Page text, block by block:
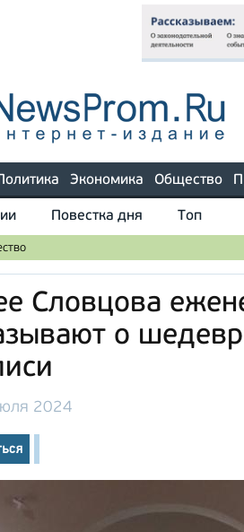
Экономика Общество
Повестка дня Топ
Словцова
о
2024